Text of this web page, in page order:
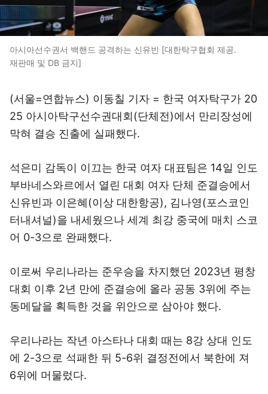
아시아선수권서 백핸드 공격하는 신유빈 [대한탁구협회 제공.
재판매 및 DB 금지]
(서울=연합뉴스) 이동칠 기자 = 한국 여자탁구가 20
25 아시아탁구선수권대회(단체전)에서 만리장성에
막혀 결승 진출에 실패했다.
석은미 감독이 이끄는 한국 여자 대표팀은 14일 인도
부바네스와르에서 열린 대회 여자 단체 준결승에서
신유빈과 이은혜(이상 대한항공), 김나영(포스코인
터내셔널)을 내세웠으나 세계 최강 중국에 매치 스코
어 0-3으로 완패했다.
이로써 우리나라는 준우승을 차지했던 2023년 평창
대회 이후 2년 만에 준결승에 올라 공동 3위에 주는
동메달을 획득한 것을 위안으로 삼아야 했다.
우리나라는 작년 아스타나 대회 때는 8강 상대 인도
에 2-3으로 석패한 뒤 5-6위 결정전에서 북한에 져
6위에 머물렀다.